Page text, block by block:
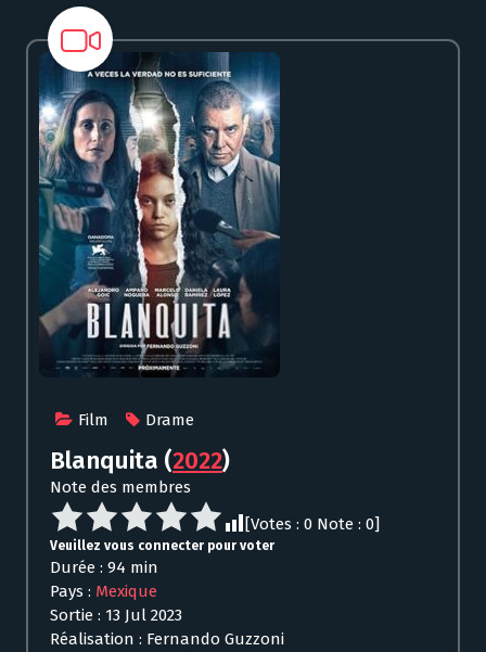
Film Drame
Blanquita (2022)
Note des membres
[Votes : 0 Note : 0]
Veuillez vous connecter pour voter
Durée : 94 min
Pays : Mexique
Sortie : 13 Jul 2023
Réalisation : Fernando Guzzoni